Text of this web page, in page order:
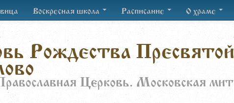
Воскресная школа Расписание О храме
Рождества
Церковь. Московская